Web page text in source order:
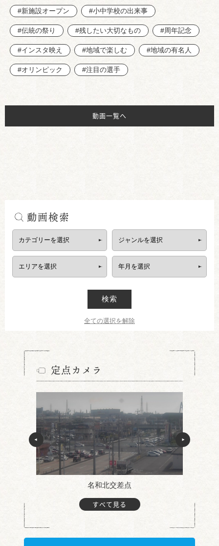
#新施設オープン #小中学校の出来事
#伝統の祭り #残したい大切なもの #周年記念
#インスタ映え #地域で楽しむ #地域の有名人
#オリンピック #注目の選手
動画一覧へ
動画検索
検索
全ての選択を解除
定点カメラ
名和北交差点
すべて見る